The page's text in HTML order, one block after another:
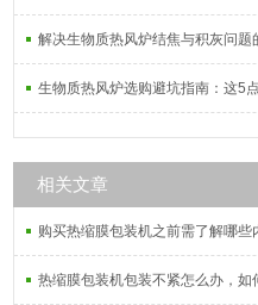
解决生物质热风炉结焦与积灰问题
生物质热风炉选购避坑指南：这5
相关文章
购买热缩膜包装机之前需了解哪些
热缩膜包装机包装不紧怎么办，如